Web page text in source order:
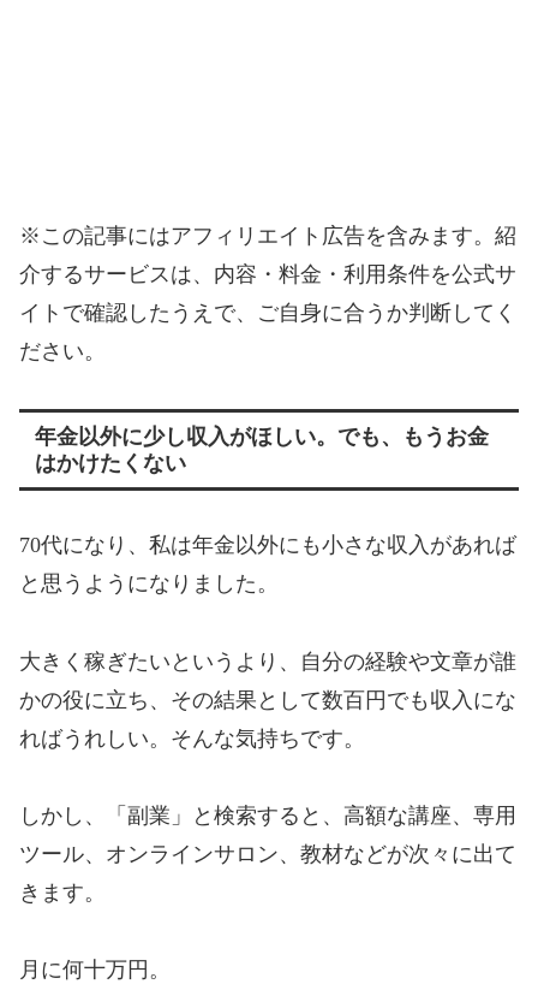
※この記事にはアフィリエイト広告を含みます。紹
介するサービスは、内容・料金・利用条件を公式サ
イトで確認したうえで、ご自身に合うか判断してく
ださい。
年金以外に少し収入がほしい。でも、もうお金
はかけたくない
70代になり、私は年金以外にも小さな収入があれば
と思うようになりました。
大きく稼ぎたいというより、自分の経験や文章が誰
かの役に立ち、その結果として数百円でも収入にな
ればうれしい。そんな気持ちです。
しかし、「副業」と検索すると、高額な講座、専用
ツール、オンラインサロン、教材などが次々に出て
きます。
月に何十万円。